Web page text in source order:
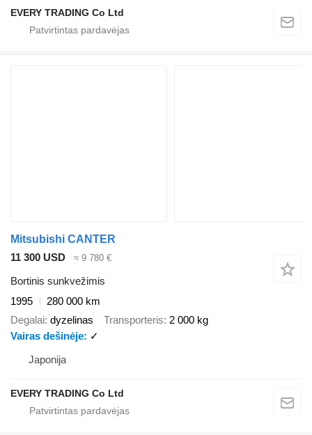
EVERY TRADING Co Ltd
Mitsubishi CANTER
11 300 USD
≈ 9 780 €
Bortinis sunkvežimis
1995
280 000 km
Degalai dyzelinas Transporteris 2 000 kg
Vairas dešinėje
✓
Japonija
EVERY TRADING Co Ltd